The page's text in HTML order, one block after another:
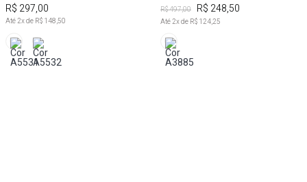
R$ 297,00
Até 2x de R$ 148,50
R$ 497,00 R$ 248,50
Até 2x de R$ 124,25